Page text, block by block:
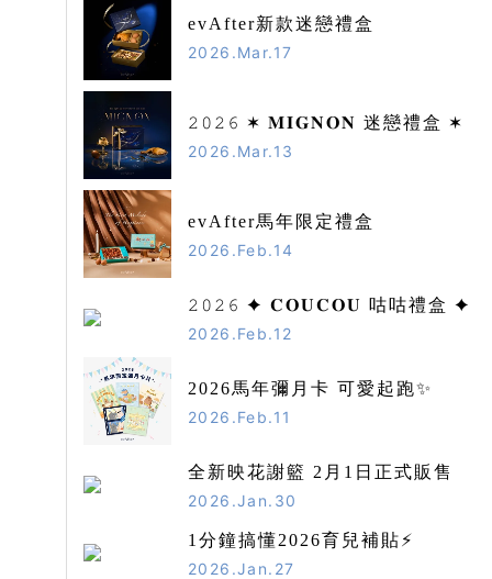
evAfter新款迷戀禮盒
2026.Mar.17
𝟸𝟶𝟸𝟼 ✶ 𝐌𝐈𝐆𝐍𝐎𝐍 迷戀禮盒 ✶
2026.Mar.13
evAfter馬年限定禮盒
2026.Feb.14
𝟸𝟶𝟸𝟼 ✦ 𝐂𝐎𝐔𝐂𝐎𝐔 咕咕禮盒 ✦
2026.Feb.12
2026馬年彌月卡 可愛起跑✨
2026.Feb.11
全新映花謝籃 2月1日正式販售
2026.Jan.30
1分鐘搞懂2026育兒補貼⚡️
2026.Jan.27